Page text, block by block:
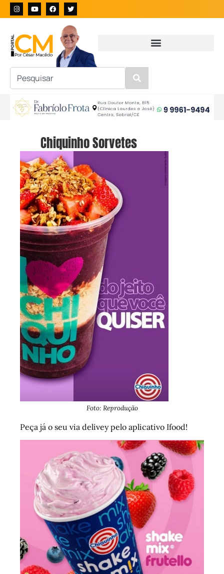
Chiquinho Sorvetes
Foto: Reprodução
Peça já o seu via delivey pelo aplicativo Ifood!